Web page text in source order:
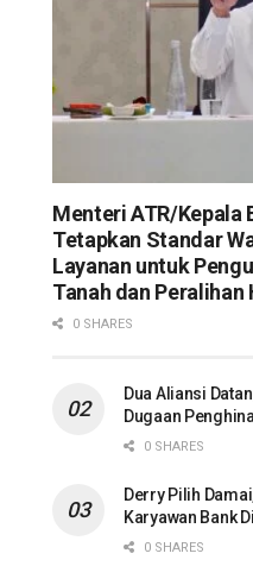
Menteri ATR/Kepala
Tetapkan Standar
Layanan untuk
Tanah dan Peralihan
0 SHARES
Dua Aliansi
Dugaan
0 SHARES
Derry Pilih
Karyawan Bank
0 SHARES